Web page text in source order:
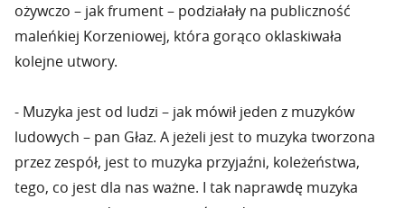
ożywczo – jak frument – podziałały na publiczność
maleńkiej Korzeniowej, która gorąco oklaskiwała
kolejne utwory.
- Muzyka jest od ludzi – jak mówił jeden z muzyków
ludowych – pan Głaz. A jeżeli jest to muzyka tworzona
przez zespół, jest to muzyka przyjaźni, koleżeństwa,
tego, co jest dla nas ważne. I tak naprawdę muzyka